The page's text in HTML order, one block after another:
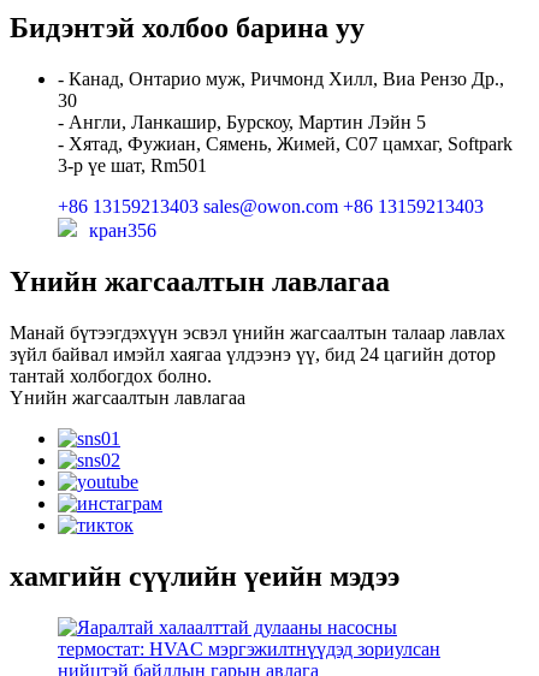
Бидэнтэй холбоо барина уу
- Канад, Онтарио муж, Ричмонд Хилл, Виа Рензо Др.,
30
- Англи, Ланкашир, Бурскоу, Мартин Лэйн 5
- Хятад, Фужиан, Сямень, Жимей, C07 цамхаг, Softpark
3-р үе шат, Rm501
+86 13159213403 sales@owon.com +86 13159213403
кран356
Үнийн жагсаалтын лавлагаа
Манай бүтээгдэхүүн эсвэл үнийн жагсаалтын талаар лавлах
зүйл байвал имэйл хаягаа үлдээнэ үү, бид 24 цагийн дотор
тантай холбогдох болно.
Үнийн жагсаалтын лавлагаа
хамгийн сүүлийн үеийн мэдээ